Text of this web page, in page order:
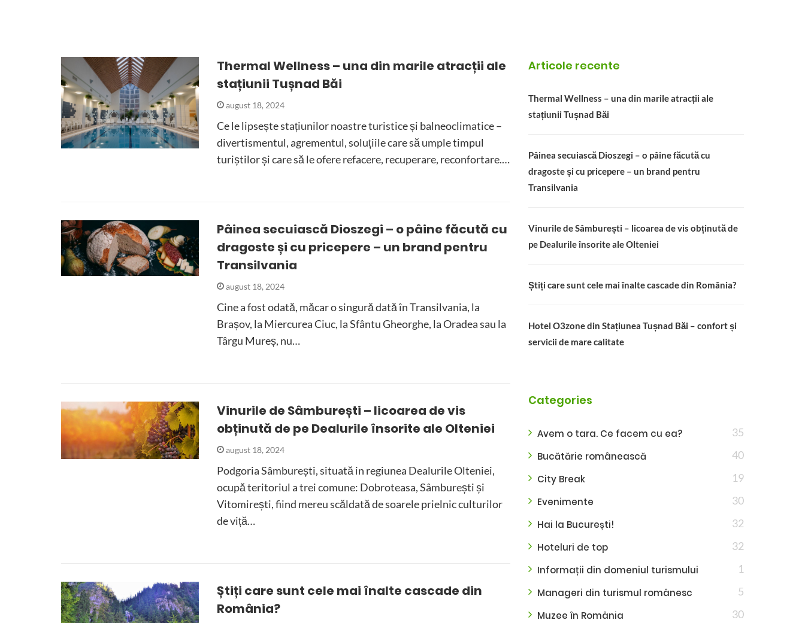
Thermal Wellness – una din marile atracții ale
stațiunii Tușnad Băi
august 18, 2024
Ce le lipsește stațiunilor noastre turistice și balneoclimatice –
divertismentul, agrementul, soluțiile care să umple timpul
turiștilor și care să le ofere refacere, recuperare, reconfortare.…
Pâinea secuiască Dioszegi – o pâine făcută cu
dragoste și cu pricepere – un brand pentru
Transilvania
august 18, 2024
Cine a fost odată, măcar o singură dată în Transilvania, la
Brașov, la Miercurea Ciuc, la Sfântu Gheorghe, la Oradea sau la
Târgu Mureș, nu…
Vinurile de Sâmburești – licoarea de vis
obținută de pe Dealurile însorite ale Olteniei
august 18, 2024
Podgoria Sâmburești, situată in regiunea Dealurile Olteniei,
ocupă teritoriul a trei comune: Dobroteasa, Sâmburești și
Vitomirești, fiind mereu scăldată de soarele prielnic culturilor
de viță…
Știți care sunt cele mai înalte cascade din
România?
Articole recente
Thermal Wellness – una din marile atracții ale
stațiunii Tușnad Băi
Pâinea secuiască Dioszegi – o pâine făcută cu
dragoste și cu pricepere – un brand pentru
Transilvania
Vinurile de Sâmburești – licoarea de vis obținută de
pe Dealurile însorite ale Olteniei
Știți care sunt cele mai înalte cascade din România?
Hotel O3zone din Stațiunea Tușnad Băi – confort și
servicii de mare calitate
Categories
Avem o tara. Ce facem cu ea? 35
Bucătărie românească 40
City Break 19
Evenimente 30
Hai la București! 32
Hoteluri de top 32
Informații din domeniul turismului 1
Manageri din turismul românesc 5
Muzee în România 30